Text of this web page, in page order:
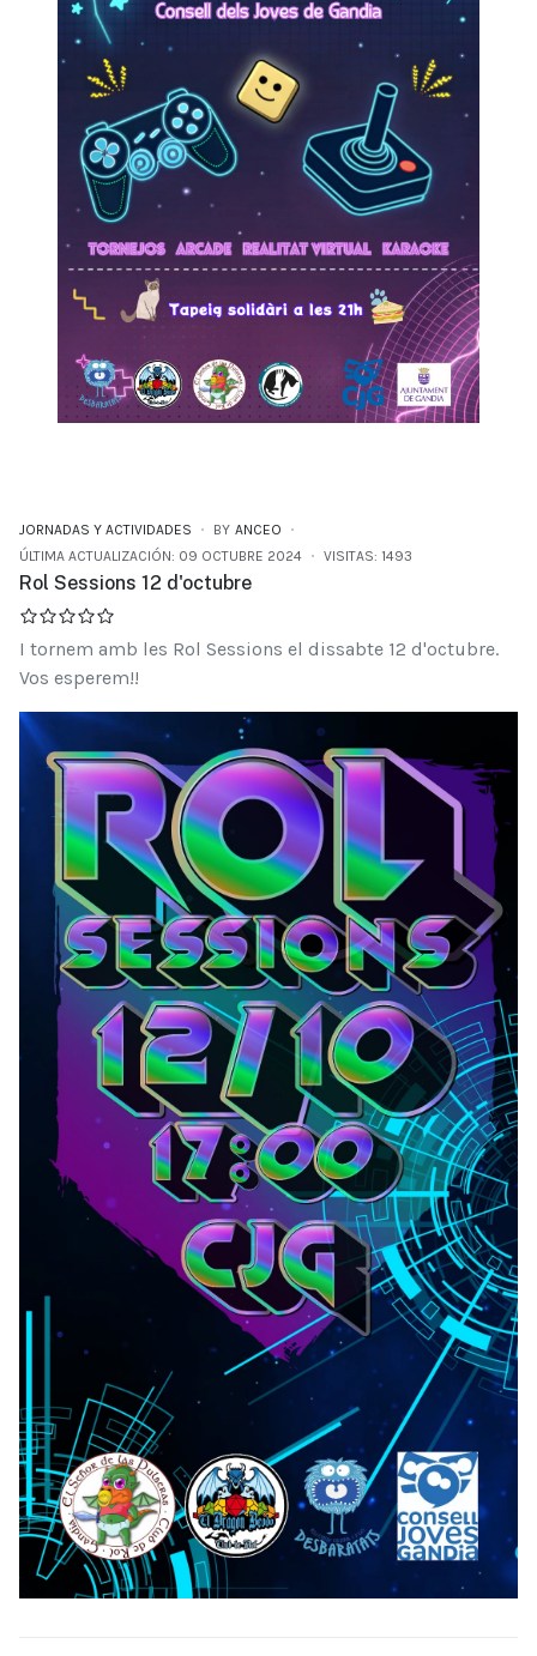
JORNADAS Y ACTIVIDADES BY ANCEO
ÚLTIMA ACTUALIZACIÓN: 09 OCTUBRE 2024
VISITAS: 1493
Rol Sessions 12 d'octubre
I tornem amb les Rol Sessions el dissabte 12 d'octubre.
Vos esperem!!